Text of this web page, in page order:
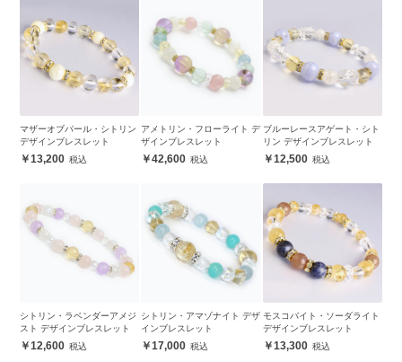
マザーオブパール・シトリン
デザインブレスレット
13,200
アメトリン・フローライト デ
ザインブレスレット
42,600
ブルーレースアゲート・シト
リン デザインブレスレット
12,500
シトリン・ラベンダーアメジ
スト デザインブレスレット
12,600
シトリン・アマゾナイト デザ
インブレスレット
17,000
モスコバイト・ソーダライト
デザインブレスレット
13,300